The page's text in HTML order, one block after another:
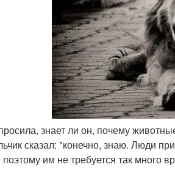
знает ли он, почему
сказал: "конечно, знаю. Люди
им не требуется так много